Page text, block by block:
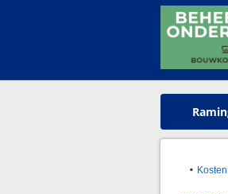
Kosten